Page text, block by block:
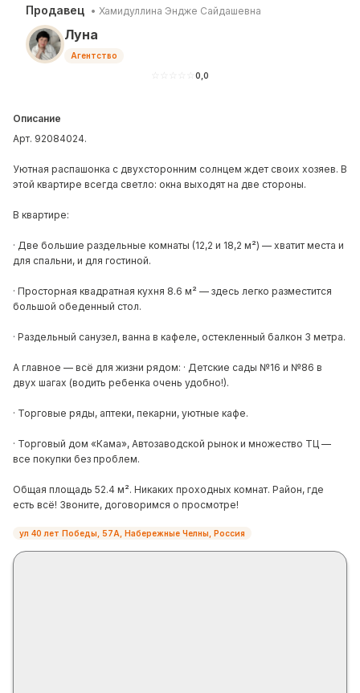
Продавец • Хамидуллина Эндже Сайдашевна
Луна
Агентство
0,0
Описание
Арт. 92084024.
Уютная распашонка с двухсторонним солнцем ждет своих хозяев. В
этой квартире всегда светло: окна выходят на две стороны.
В квартире:
· Две большие раздельные комнаты (12,2 и 18,2 м²) — хватит места и
для спальни, и для гостиной.
· Просторная квадратная кухня 8.6 м² — здесь легко разместится
большой обеденный стол.
· Раздельный санузел, ванна в кафеле, остекленный балкон 3 метра.
А главное — всё для жизни рядом: · Детские сады №16 и №86 в
двух шагах (водить ребенка очень удобно!).
· Торговые ряды, аптеки, пекарни, уютные кафе.
· Торговый дом «Кама», Автозаводской рынок и множество ТЦ —
все покупки без проблем.
Общая площадь 52.4 м². Никаких проходных комнат. Район, где
есть всё! Звоните, договоримся о просмотре!
ул 40 лет Победы, 57А, Набережные Челны, Россия